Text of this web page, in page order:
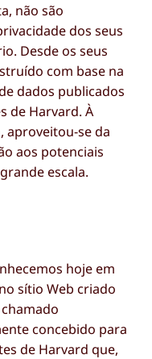
não são
dos seus
Desde os seus
com base na
dados publicados
de Harvard. À
aproveitou-se da
aos potenciais
escala.
hoje em
sítio Web criado
concebido para
de Harvard que,